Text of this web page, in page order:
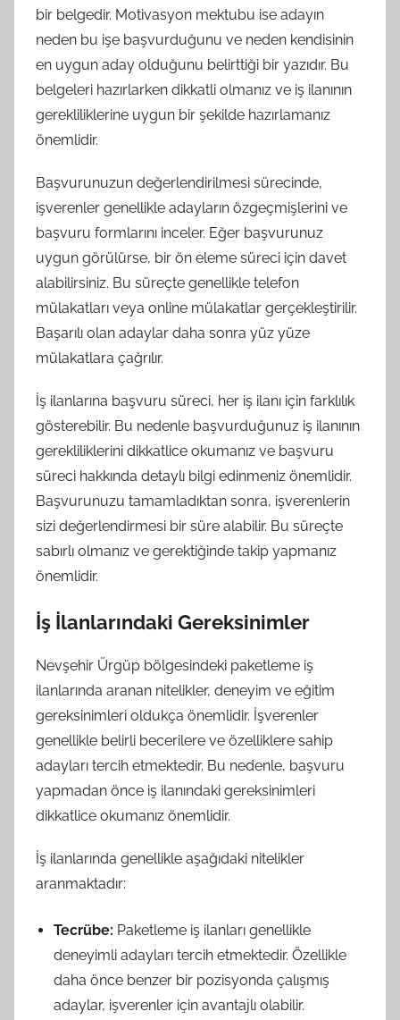
bir belgedir. Motivasyon mektubu ise adayın
neden bu işe başvurduğunu ve neden kendisinin
en uygun aday olduğunu belirttiği bir yazıdır. Bu
belgeleri hazırlarken dikkatli olmanız ve iş ilanının
gerekliliklerine uygun bir şekilde hazırlamanız
önemlidir.
Başvurunuzun değerlendirilmesi sürecinde,
işverenler genellikle adayların özgeçmişlerini ve
başvuru formlarını inceler. Eğer başvurunuz
uygun görülürse, bir ön eleme süreci için davet
alabilirsiniz. Bu süreçte genellikle telefon
mülakatları veya online mülakatlar gerçekleştirilir.
Başarılı olan adaylar daha sonra yüz yüze
mülakatlara çağrılır.
İş ilanlarına başvuru süreci, her iş ilanı için farklılık
gösterebilir. Bu nedenle başvurduğunuz iş ilanının
gerekliliklerini dikkatlice okumanız ve başvuru
süreci hakkında detaylı bilgi edinmeniz önemlidir.
Başvurunuzu tamamladıktan sonra, işverenlerin
sizi değerlendirmesi bir süre alabilir. Bu süreçte
sabırlı olmanız ve gerektiğinde takip yapmanız
önemlidir.
İş İlanlarındaki Gereksinimler
Nevşehir Ürgüp bölgesindeki paketleme iş
ilanlarında aranan nitelikler, deneyim ve eğitim
gereksinimleri oldukça önemlidir. İşverenler
genellikle belirli becerilere ve özelliklere sahip
adayları tercih etmektedir. Bu nedenle, başvuru
yapmadan önce iş ilanındaki gereksinimleri
dikkatlice okumanız önemlidir.
İş ilanlarında genellikle aşağıdaki nitelikler
aranmaktadır:
Tecrübe: Paketleme iş ilanları genellikle
deneyimli adayları tercih etmektedir. Özellikle
daha önce benzer bir pozisyonda çalışmış
adaylar, işverenler için avantajlı olabilir.